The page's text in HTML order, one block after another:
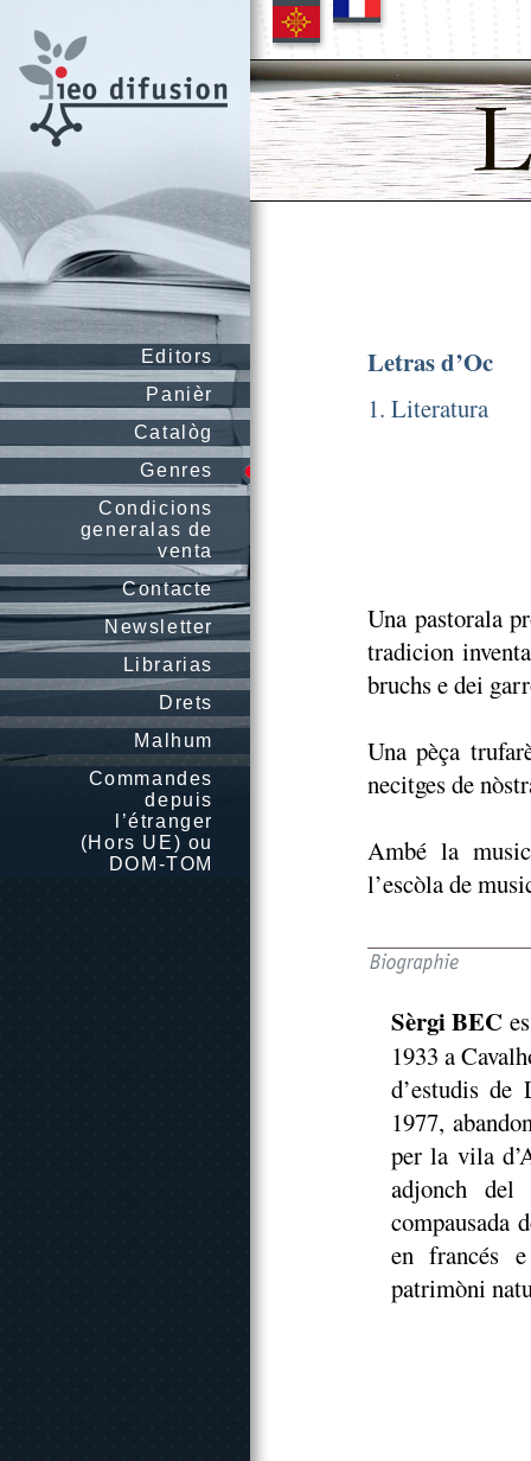
Editors
Panièr
Catalòg
Genres
Condicions
generalas de
venta
Contacte
Newsletter
Librarias
Drets
Malhum
Commandes
depuis
l’étranger
(Hors UE) ou
DOM-TOM
Letras d’Oc
1. Literatura
Una pastorala
tradicion
bruchs e dei
Una pèça
necitges de
Ambé la
l’escòla de
Sèrgi BEC
1933 a
d’estudis
1977,
per la vila
adjonch del
compausada
en francés
patrimòni